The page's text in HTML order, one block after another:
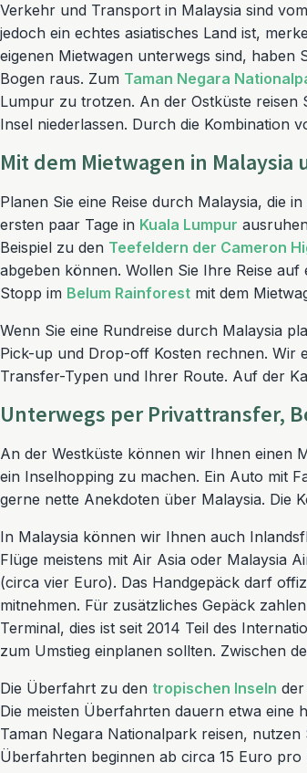
Verkehr und Transport in Malaysia sind
jedoch ein echtes asiatisches Land ist,
eigenen Mietwagen unterwegs sind,
Bogen raus. Zum Taman Negara
Lumpur zu trotzen. An der Ostküste
Insel niederlassen. Durch die Kombination
Mit dem Mietwagen in Malaysia
Planen Sie eine Reise durch Malaysia, die
ersten paar Tage in Kuala Lumpur
Beispiel zu den Teefeldern der Cameron
abgeben können. Wollen Sie Ihre Reise auf
Stopp im Belum Rainforest mit dem
Wenn Sie eine Rundreise durch Malaysia
Pick-up und Drop-off Kosten rechnen. Wir
Transfer-Typen und Ihrer Route. Auf der
Unterwegs per Privattransfer,
An der Westküste können wir Ihnen einen
ein Inselhopping zu machen. Ein Auto mit
gerne nette Anekdoten über Malaysia. Die
In Malaysia können wir Ihnen auch
Flüge meistens mit Air Asia oder Malaysia
(circa vier Euro). Das Handgepäck darf
mitnehmen. Für zusätzliches Gepäck
Terminal, dies ist seit 2014 Teil des
zum Umstieg einplanen sollten. Zwischen
Die Überfahrt zu den tropischen Inseln
Die meisten Überfahrten dauern etwa eine
Taman Negara Nationalpark reisen,
Überfahrten beginnen ab circa 15 Euro